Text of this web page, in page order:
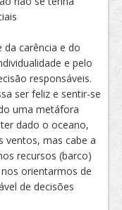
da carência e do
e pelo
responsáveis.
ser feliz e sentir-se
uma metáfora
dado o oceano,
ventos, mas cabe a
recursos (barco)
orientarmos de
de decisões